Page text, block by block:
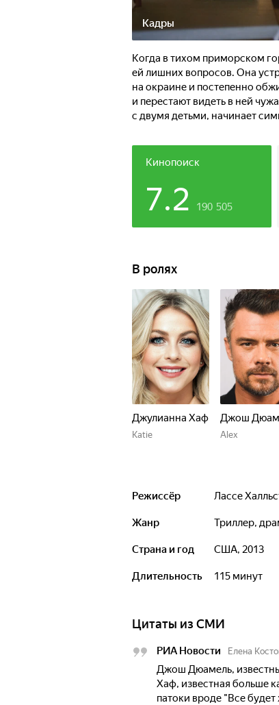
Кадры
Когда в тихом приморском
ей лишних вопросов. Она
на окраине и постепенно
и перестают видеть в ней
с двумя детьми, начинает
связывает непростое прошлое.
Кинопоиск
7.2 190 505
В ролях
Джулианна Хаф
Katie
Джош
Alex
Режиссёр Лассе
Жанр триллер,
Страна и год США, 2013
Длительность 115 минут
Цитаты из СМИ
РИА Новости Елена
Джош Дюамель,
Хаф, известная больше
патоки вроде "Все